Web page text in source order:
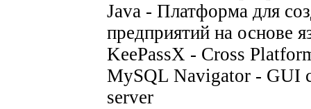
Java - Платформа для
предприятий на основе
KeePassX - Cross
MySQL Navigator - GUI
server